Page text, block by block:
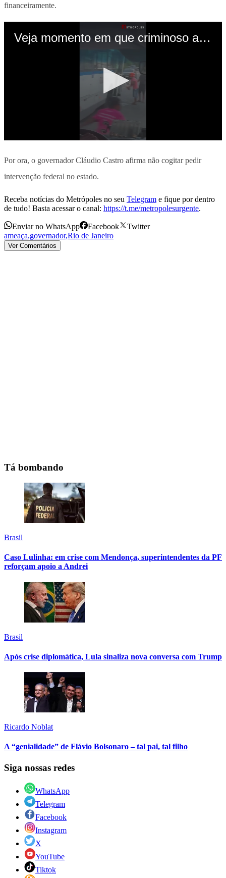
financeiramente.
Por ora, o governador Cláudio Castro afirma não cogitar pedir
intervenção federal no estado.
Receba notícias do Metrópoles no seu Telegram e fique por dentro
de tudo! Basta acessar o canal: https://t.me/metropolesurgente.
Enviar no WhatsApp Facebook
Twitter
ameaça,governador,Rio de Janeiro
Ver Comentários
Tá bombando
Brasil
Caso Lulinha: em crise com Mendonça, superintendentes da PF
reforçam apoio a Andrei
Brasil
Após crise diplomática, Lula sinaliza nova conversa com Trump
Ricardo Noblat
A “genialidade” de Flávio Bolsonaro – tal pai, tal filho
Siga nossas redes
WhatsApp
Telegram
Facebook
Instagram
X
YouTube
Tiktok